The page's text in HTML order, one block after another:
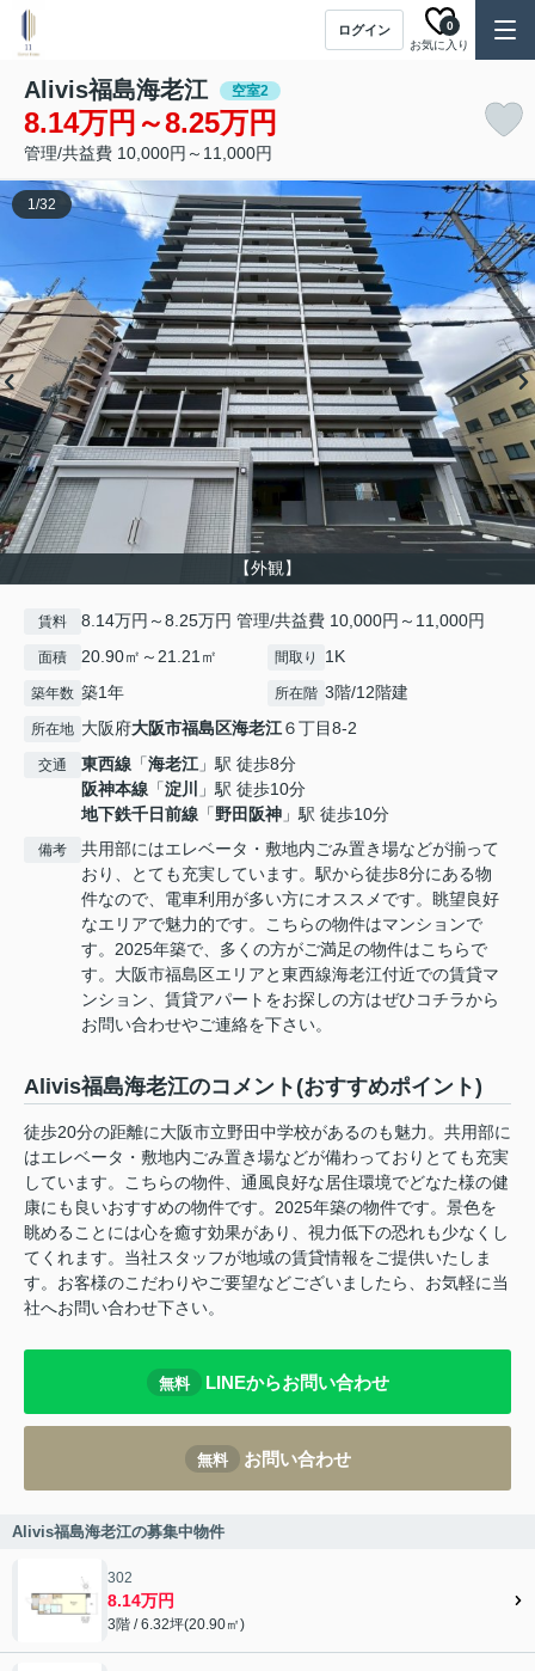
ログイン
お気に入り
0
Alivis福島海老江 空室2
8.14万円～8.25万円
管理/共益費 10,000円～11,000円
【外観】
1/32
賃料 8.14万円～8.25万円 管理/共益費 10,000円～11,000円
面積 20.90㎡～21.21㎡ 間取り 1K
築年数 築1年 所在階 3階/12階建
所在地 大阪府大阪市福島区海老江６丁目8-2
交通 東西線 「海老江」駅 徒歩8分
阪神本線 「淀川
」駅 徒歩10分
地下鉄千日前線 「野田阪神 」駅 徒歩10分
備考
共用部にはエレベータ・敷地内ごみ置き場などが揃って
おり、とても充実しています。駅から徒歩8分にある物
件なので、電車利用が多い方にオススメです。眺望良好
なエリアで魅力的です。こちらの物件はマンションで
す。2025年築で、多くの方がご満足の物件はこちらで
す。大阪市福島区エリアと東西線海老江付近での賃貸マ
ンション、賃貸アパートをお探しの方はぜひコチラから
お問い合わせやご連絡を下さい。
Alivis福島海老江のコメント(おすすめポイント)
徒歩20分の距離に大阪市立野田中学校があるのも魅力。共用部に
はエレベータ・敷地内ごみ置き場などが備わっておりとても充実
しています。こちらの物件、通風良好な居住環境でどなた様の健
康にも良いおすすめの物件です。2025年築の物件です。景色を
眺めることには心を癒す効果があり、視力低下の恐れも少なくし
てくれます。当社スタッフが地域の賃貸情報をご提供いたしま
す。お客様のこだわりやご要望などございましたら、お気軽に当
社へお問い合わせ下さい。
無料 LINEからお問い合わせ
無料 お問い合わせ
Alivis福島海老江の募集中物件
302
8.14万円
3階 / 6.32坪(20.90㎡)